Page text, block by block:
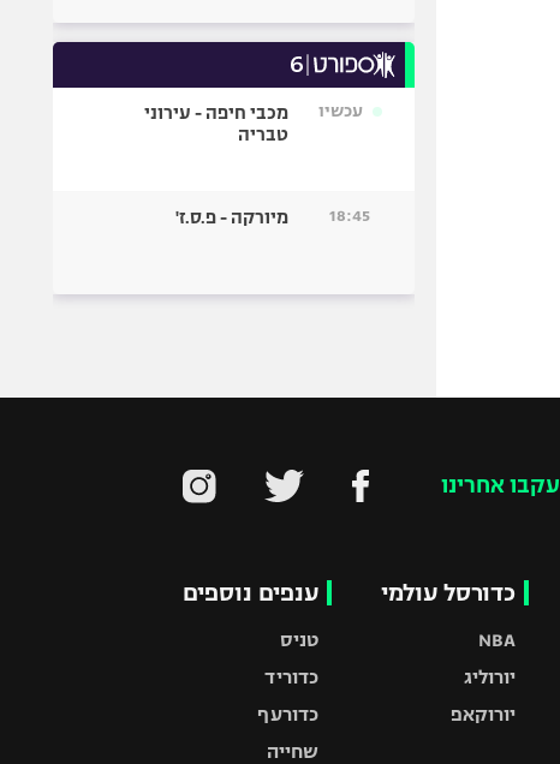
עכשיו
מכבי חיפה - עירוני
טבריה
18:45 מיורקה - פ.ס.ז'
עקבו אחרינו
כדורסל עולמי
NBA
יורוליג
יורוקאפ
ענפים נוספים
טניס
כדוריד
כדורעף
שחייה